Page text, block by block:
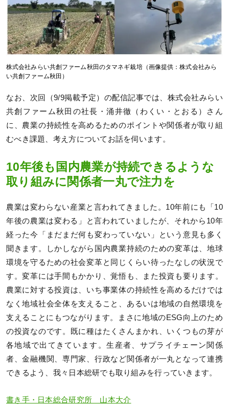
株式会社みらい共創ファーム秋田のタマネギ栽培（画像提供：株式会社みら
い共創ファーム秋田）
なお、次回（9/9掲載予定）の配信記事では、株式会社みらい
共創ファーム秋田の社長・涌井徹（わくい・とおる）さん
に、農業の持続性を高めるためのポイントや関係者が取り組
むべき課題、考え方についてお話を伺います。
10年後も国内農業が持続できるような
取り組みに関係者一丸で注力を
農業は変わらない産業と言われてきました。10年前にも「10
年後の農業は変わる」と言われていましたが、それから10年
経った今「まだまだ何も変わっていない」という意見も多く
聞きます。しかしながら国内農業持続のための変革は、地球
環境を守るための社会変革と同じくらい待ったなしの状況で
す。変革には手間もかかり、覚悟も、また投資も要ります。
農業に対する投資は、いち事業体の持続性を高めるだけでは
なく地域社会全体を支えること、あるいは地域の自然環境を
支えることにもつながります。まさに地域のESG向上のため
の投資なのです。既に種はたくさんまかれ、いくつもの芽が
各地域で出てきています。生産者、サプライチェーン関係
者、金融機関、専門家、行政など関係者が一丸となって連携
できるよう、我々日本総研でも取り組みを行っていきます。
書き手・日本総合研究所 山本大介